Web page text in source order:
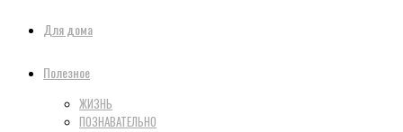
Для дома
Полезное
ЖИЗНЬ
ПОЗНАВАТЕЛЬНО